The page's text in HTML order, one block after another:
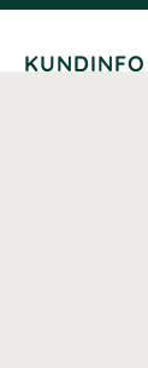
KUNDINFO